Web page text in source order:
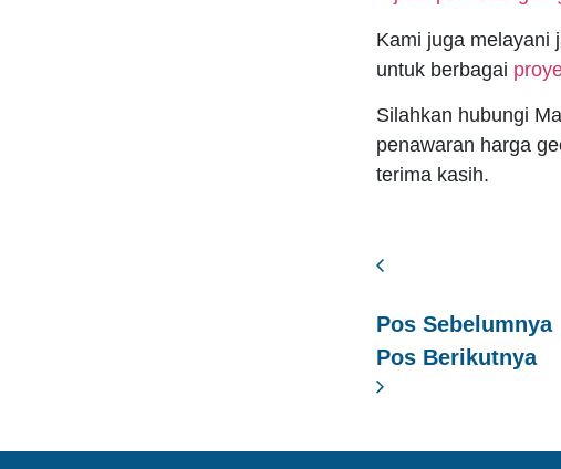
Kami juga melayani
untuk berbagai
Silahkan hubungi
penawaran harga
terima kasih.
Pos Sebelumnya
Pos Berikutnya